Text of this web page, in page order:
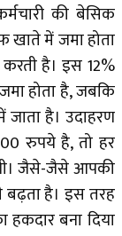
की बेसिक
खाते में जमा होता
है। इस 12%
होता है, जबकि
है। उदाहरण
रुपये है, तो हर
जैसे-जैसे आपकी
बढ़ता है। इस तरह
हकदार बना दिया